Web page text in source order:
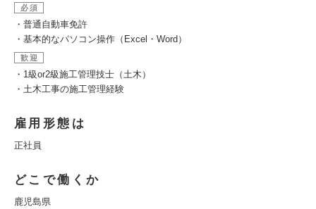
必須
・普通自動車免許
・基本的なパソコン操作（Excel・Word）
歓迎
・1級or2級施工管理技士（土木）
・土木工事の施工管理経験
雇用形態は
正社員
どこで働くか
鹿児島県